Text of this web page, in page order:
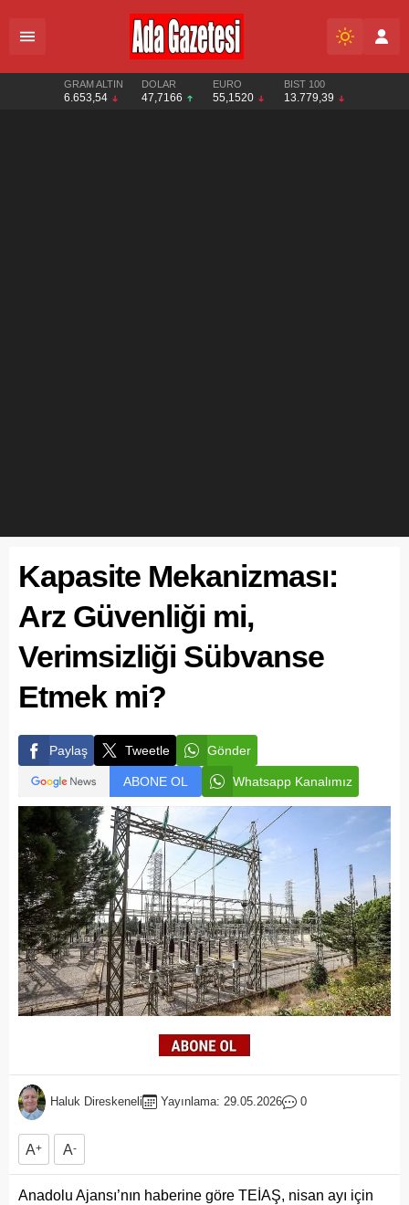
GRAM ALTIN
6.653,54
DOLAR
47,7166
EURO
55,1520
BIST 100
13.779,39
Kapasite Mekanizması:
Arz Güvenliği mi,
Verimsizliği Sübvanse
Etmek mi?
Paylaş Tweetle Gönder
ABONE OL Whatsapp Kanalımız
Haluk Direskeneli Yayınlama: 29.05.2026 0
A+ A-
Anadolu Ajansı’nın haberine göre TEİAŞ, nisan ayı için